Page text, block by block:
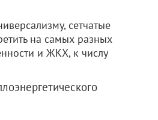
сетчатые
на самых разных
и ЖКХ, к числу